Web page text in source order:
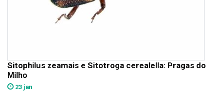
Sitophilus zeamais e Sitotroga cerealella: Pragas do
Milho
23 jan